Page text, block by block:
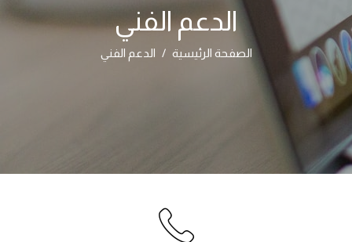
الدعم الفني
الصفحة الرئيسية الدعم الفني